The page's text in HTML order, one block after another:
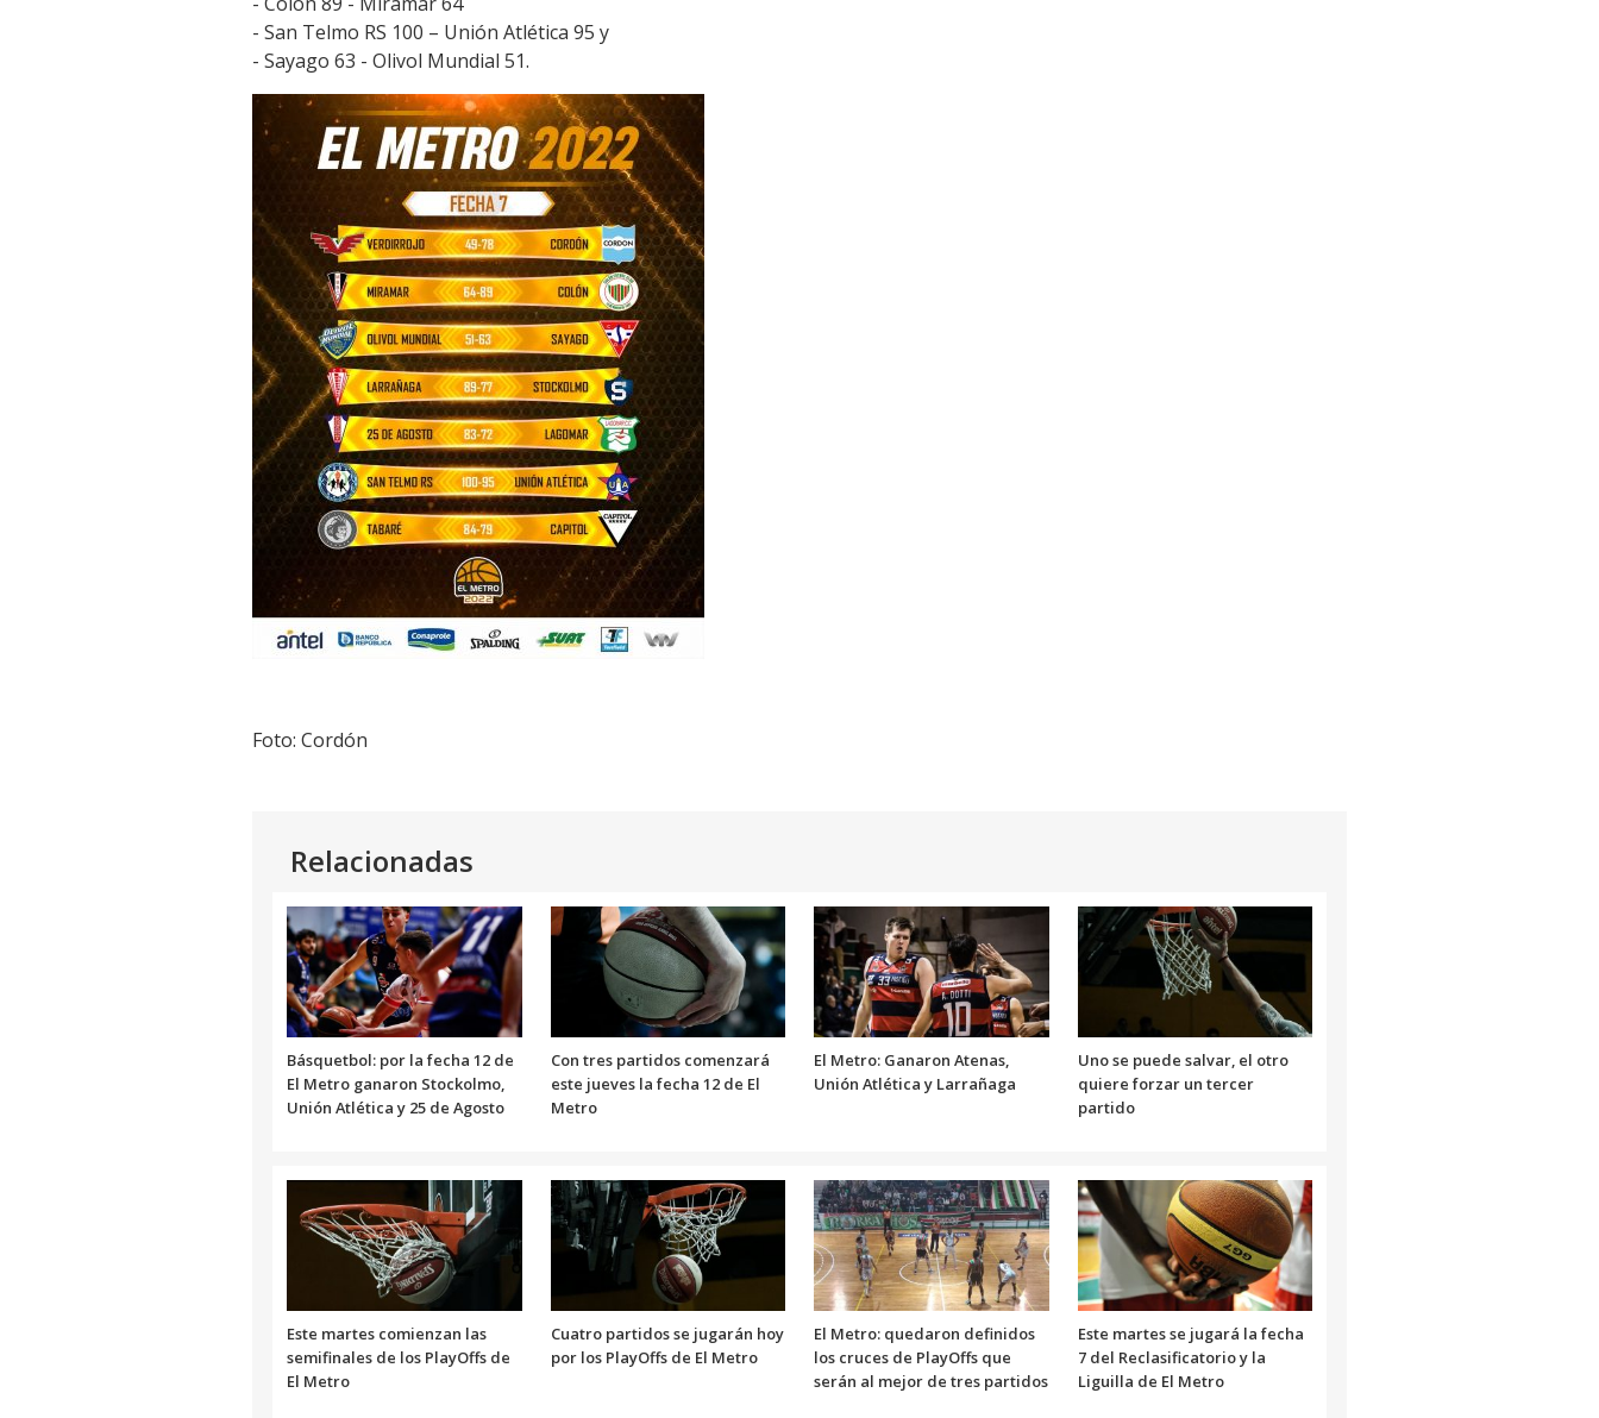
- San Telmo RS 100 – Unión Atlética 95 y
- Sayago 63 - Olivol Mundial 51.
Foto: Cordón
Relacionadas
Básquetbol: por la fecha 12 de
El Metro ganaron Stockolmo,
Unión Atlética y 25 de Agosto
Con tres partidos comenzará
este jueves la fecha 12 de El
Metro
El Metro: Ganaron Atenas,
Unión Atlética y Larrañaga
Uno se puede salvar, el otro
quiere forzar un tercer
partido
Este martes comienzan las
semifinales de los PlayOffs de
El Metro
Cuatro partidos se jugarán hoy
por los PlayOffs de El Metro
El Metro: quedaron definidos
los cruces de PlayOffs que
serán al mejor de tres partidos
Este martes se jugará la fecha
7 del Reclasificatorio y la
Liguilla de El Metro